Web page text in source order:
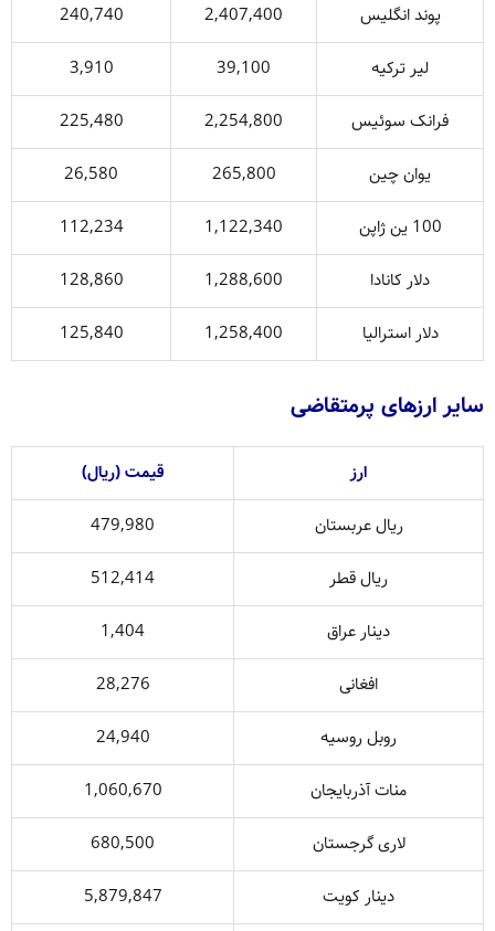
پوند انگلیس
2,407,400
240,740
لیر ترکیه
39,100
3,910
فرانک سوئیس
2,254,800
225,480
یوان چین
265,800
26,580
100 ین ژاپن
1,122,340
112,234
دلار کانادا
1,288,600
128,860
دلار استرالیا
1,258,400
125,840
سایر ارزهای پرمتقاضی
ارز
قیمت (ریال)
ریال عربستان
479,980
ریال قطر
512,414
دینار عراق
1,404
افغانی
28,276
روبل روسیه
24,940
منات آذربایجان
1,060,670
لاری گرجستان
680,500
دینار کویت
5,879,847